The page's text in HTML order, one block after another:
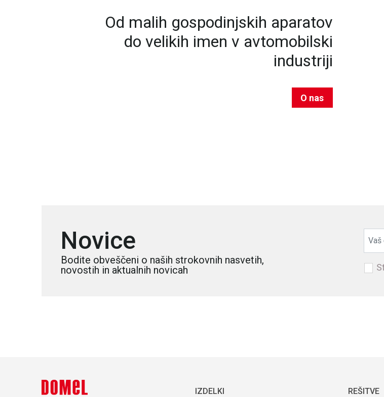
Od malih gospodinjskih aparatov
do velikih imen v avtomobilski
industriji
O nas
Novice
Bodite obveščeni o naših strokovnih nasvetih,
novostih in aktualnih novicah
IZDELKI REŠITVE